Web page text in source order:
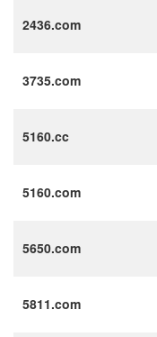
2436.com
3735.com
5160.cc
5160.com
5650.com
5811.com